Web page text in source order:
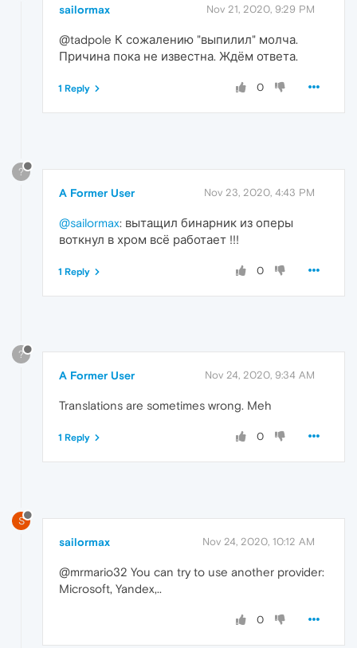
sailormax Nov 21, 2020, 9:29 PM
@tadpole К сожалению "выпилил" молча.
Причина пока не известна. Ждём ответа.
0
1 Reply
?
A Former User Nov 23, 2020, 4:43 PM
@sailormax: вытащил бинарник из оперы
воткнул в хром всё работает !!!
0
1 Reply
?
A Former User Nov 24, 2020, 9:34 AM
Translations are sometimes wrong. Meh
0
1 Reply
S
sailormax Nov 24, 2020, 10:12 AM
@mrmario32 You can try to use another provider:
Microsoft, Yandex,..
0